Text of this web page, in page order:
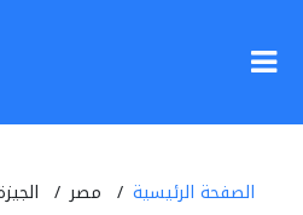
الصفحة الرئيسية مصر